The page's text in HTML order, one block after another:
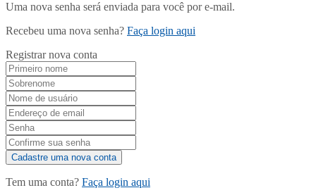
Uma nova senha será enviada para você por e-mail.
Recebeu uma nova senha? Faça login aqui
Registrar nova conta
Tem uma conta? Faça login aqui